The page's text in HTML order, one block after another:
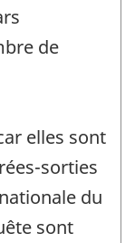
de
elles sont
sorties
du
sont